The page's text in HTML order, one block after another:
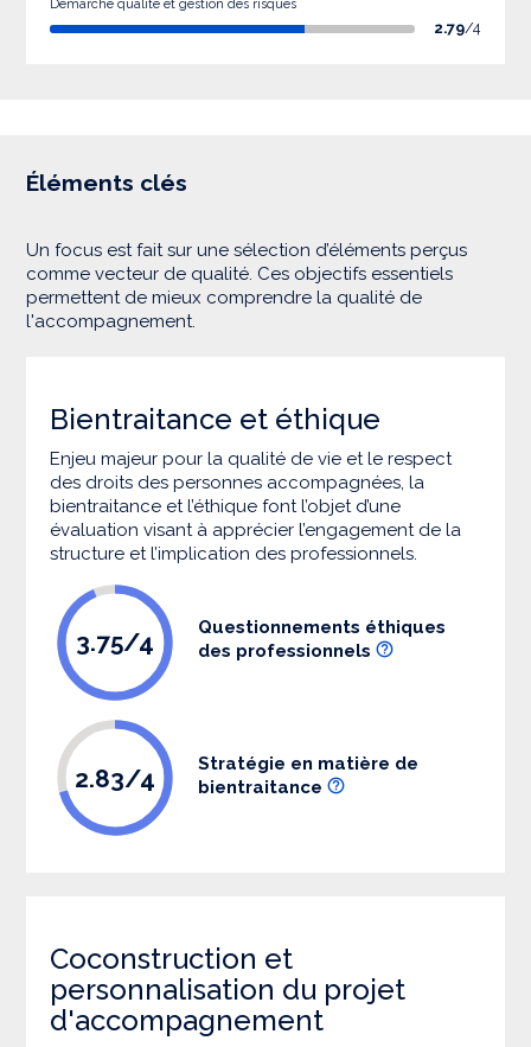
Démarche qualité et gestion des risques
2.79/4
Éléments clés
Un focus est fait sur une sélection d’éléments perçus
comme vecteur de qualité. Ces objectifs essentiels
permettent de mieux comprendre la qualité de
l'accompagnement.
Bientraitance et éthique
Enjeu majeur pour la qualité de vie et le respect
des droits des personnes accompagnées, la
bientraitance et l’éthique font l’objet d’une
évaluation visant à apprécier l’engagement de la
structure et l’implication des professionnels.
3.75/4
Questionnements éthiques
des professionnels
2.83/4
Stratégie en matière de
bientraitance
Coconstruction et
personnalisation du projet
d'accompagnement